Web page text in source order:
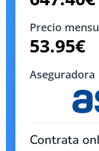
Precio
53.95€
Aseguradora
Contrata